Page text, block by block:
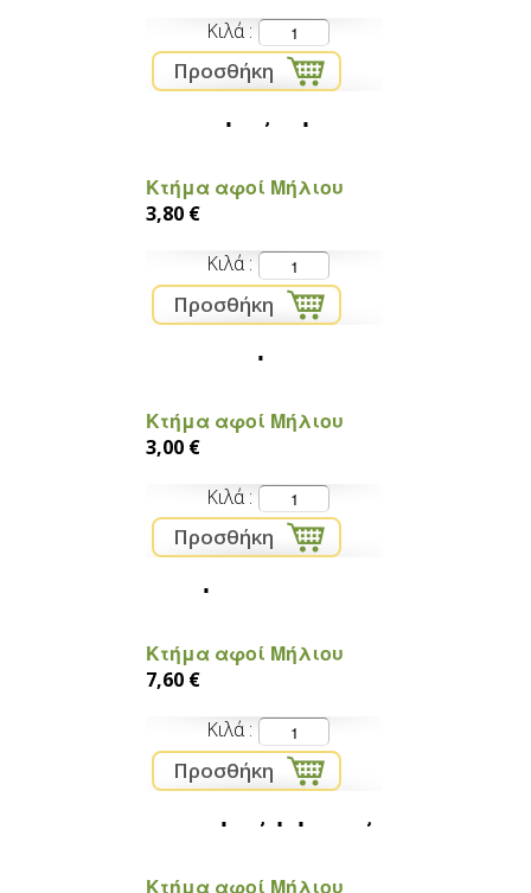
Κιλά
Κτήμα αφοί Μήλιου
3,80 €
Κιλά
Κτήμα αφοί Μήλιου
3,00 €
Κιλά
Κτήμα αφοί Μήλιου
7,60 €
Κιλά
Κτήμα αφοί Μήλιου